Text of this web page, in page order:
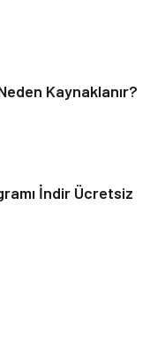
Kaynaklanır?
İndir Ücretsiz